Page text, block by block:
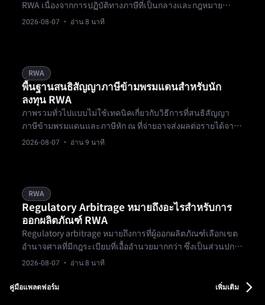
RWA เนื่องจากการปฏิบัติทางภาษีที่เป็นกลางและกฎหมาย
กองทุนที่มั่นคง ไม่ใช่เพราะรับประกันการคุ้มครองนักลงทุน
2026-08-07 · อ่าน 8 นาที
RWA
พื้นฐานสนธิสัญญาภาษีข้ามพรมแดนสำหรับนัก
ลงทุน RWA
ภาพรวมทั่วไปแบบไม่ใช้เทคนิคเกี่ยวกับวิธีการที่สนธิสัญญา
ภาษีข้ามพรมแดนและภาษีหัก ณ ที่จ่ายอาจส่งผลต่อรายได้จาก
การลงทุน RWA ไม่ใช่คำแนะนำด้านภาษี
2026-08-07 · อ่าน 9 นาที
RWA
Regulatory Arbitrage หมายถึงอะไรสำหรับการ
ออกผลิตภัณฑ์ RWA
Regulatory arbitrage หมายถึงการที่ผู้ออกผลิตภัณฑ์เลือกเขต
อำนาจศาลที่มีกฎระเบียบที่เอื้ออำนวยมากกว่า ซึ่งเป็นส่วนปกติ
ของการจัดโครงสร้าง แต่ส่งผลต่อสิทธิเรียกร้องทางกฎหมาย
2026-08-07 · อ่าน 8 นาที
คู่มือแพลตฟอร์ม เพิ่มเติม